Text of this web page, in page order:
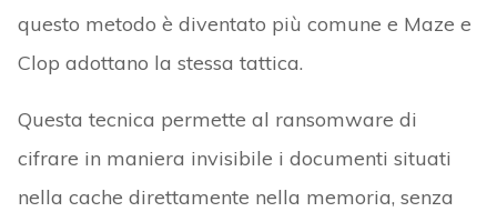
questo metodo è diventato più comune e Maze e
Clop adottano la stessa tattica.
Questa tecnica permette al ransomware di
cifrare in maniera invisibile i documenti situati
nella cache direttamente nella memoria, senza